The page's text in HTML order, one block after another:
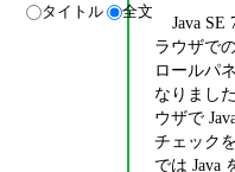
Java SE
ラウザで
ロールパ
なりまし
ウザで
チェック
では Java
タイトル 全文